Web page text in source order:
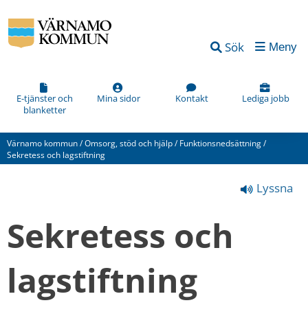
Sök Meny
E-tjänster och
blanketter
Mina sidor Kontakt Lediga jobb
Värnamo kommun/Omsorg, stöd och hjälp/ Funktionsnedsättning/
Sekretess och lagstiftning
Lyssna
Sekretess och
lagstiftning
Vad
kan
förbättra
den
här
(obligatorisk)
Hur